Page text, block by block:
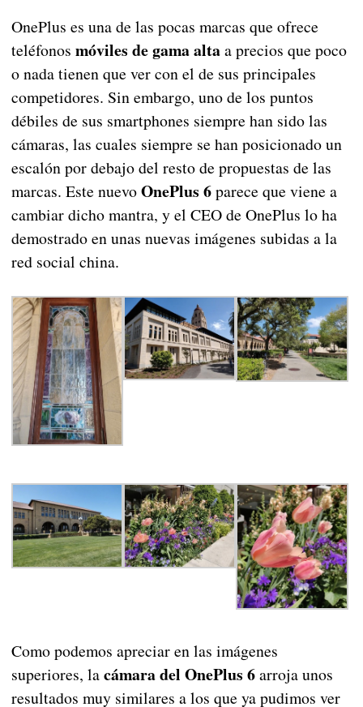
OnePlus es una de las pocas marcas que ofrece
teléfonos móviles de gama altaa precios que poco
o nada tienen que ver con el de sus principales
competidores. Sin embargo, uno de los puntos
débiles de sus smartphones siempre han sido las
cámaras, las cuales siempre se han posicionado un
escalón por debajo del resto de propuestas de las
marcas. Este nuevoOnePlus 6parece que viene a
cambiar dicho mantra, y el CEO de OnePlus lo ha
demostrado en unas nuevas imágenes subidas a la
red social china.
Como podemos apreciar en las imágenes
superiores, lacámara del OnePlus 6arroja unos
resultados muy similares a los que ya pudimos ver